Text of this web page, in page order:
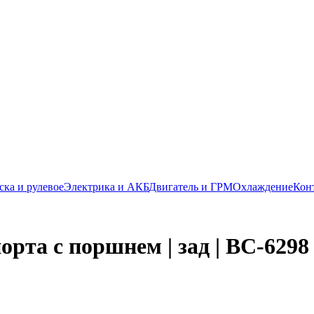
и рулевоеЭлектрика и АКБДвигатель и ГРМОхлаждение
с поршнем | зад | BC-6298